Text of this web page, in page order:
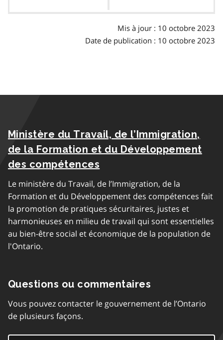
Mis à jour : 10 octobre 2023
Date de publication : 10 octobre 2023
Ministère du Travail, de l’Immigration,
de la Formation et du Développement
des compétences
Le ministère du Travail, de l’Immigration, de la
Formation et du Développement des compétences fait
la promotion de pratiques sécuritaires, justes et
harmonieuses en milieu de travail qui sont essentielles
au bien-être social et économique de la population de
l'Ontario.
Questions ou commentaires
Vous pouvez contacter le gouvernement de l’Ontario
de plusieurs façons.